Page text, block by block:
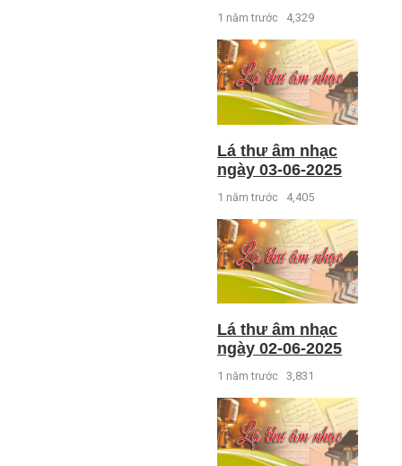
1 năm trước 4,329
Lá thư âm nhạc
ngày 03-06-2025
1 năm trước 4,405
Lá thư âm nhạc
ngày 02-06-2025
1 năm trước 3,831